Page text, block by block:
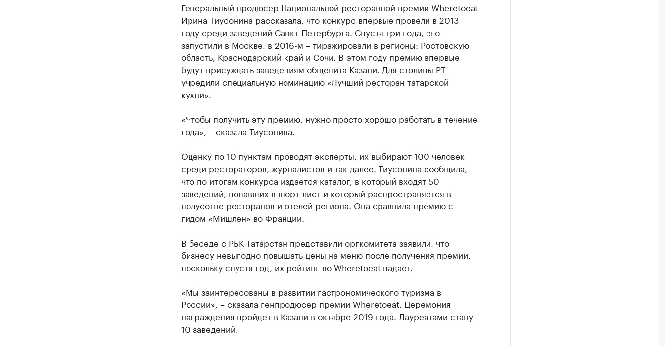
Генеральный продюсер Национальной ресторанной премии Wheretoeat
Ирина Тиусонина рассказала, что конкурс впервые провели в 2013
году среди заведений Санкт-Петербурга. Спустя три года, его
запустили в Москве, в 2016-м – тиражировали в регионы: Ростовскую
область, Краснодарский край и Сочи. В этом году премию впервые
будут присуждать заведениям общепита Казани. Для столицы РТ
учредили специальную номинацию «Лучший ресторан татарской
кухни».
«Чтобы получить эту премию, нужно просто хорошо работать в течение
года», – сказала Тиусонина.
Оценку по 10 пунктам проводят эксперты, их выбирают 100 человек
среди рестораторов, журналистов и так далее. Тиусонина сообщила,
что по итогам конкурса издается каталог, в который входят 50
заведений, попавших в шорт-лист и который распространяется в
полусотне ресторанов и отелей региона. Она сравнила премию с
гидом «Мишлен» во Франции.
В беседе с РБК Татарстан представили оргкомитета заявили, что
бизнесу невыгодно повышать цены на меню после получения премии,
поскольку спустя год, их рейтинг во Wheretoeat падает.
«Мы заинтересованы в развитии гастрономического туризма в
России», – сказала генпродюсер премии Wheretoeat. Церемония
награждения пройдет в Казани в октябре 2019 года. Лауреатами станут
10 заведений.